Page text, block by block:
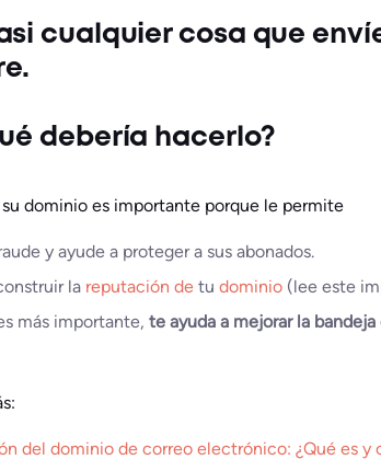
cualquier cosa que
debería hacerlo?
dominio es importante porque le permite
y ayude a proteger a sus abonados.
la reputación de tu dominio (lee este
más importante, te ayuda a mejorar la bandeja
del dominio de correo electrónico: ¿Qué es y